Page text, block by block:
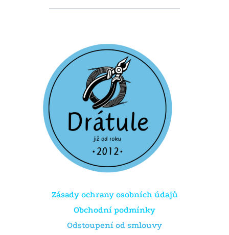
Zásady ochrany osobních údajů
Obchodní podmínky
Odstoupení od smlouvy